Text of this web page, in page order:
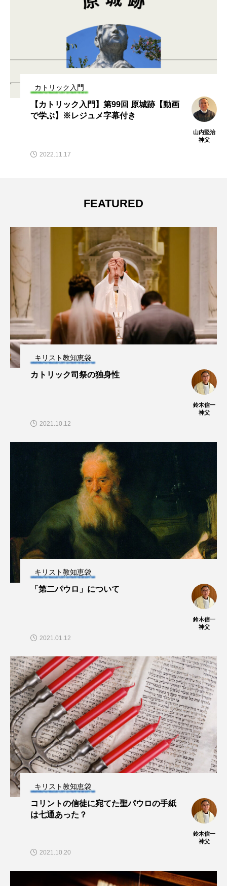
カトリック入門
第166回 アーメン【動画で学ぶ】※レジ
ュメ字幕付き
山内堅治
神父
2024.07.04
FEATURED
キリスト教知恵袋
カトリック司祭の独身性
鈴木信一
神父
2021.10.12
キリスト教知恵袋
「第二パウロ」について
鈴木信一
神父
2021.01.12
キリスト教知恵袋
コリントの信徒に宛てた聖パウロの手紙
は七通あった？
鈴木信一
神父
2021.10.20